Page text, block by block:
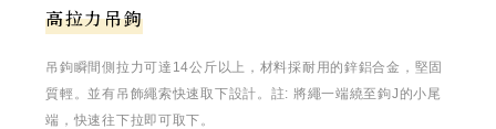
高拉力吊鉤
吊鉤瞬間側拉力可達14公斤以上，材料採耐用的鋅鋁合金，堅固
質輕。並有吊飾繩索快速取下設計。註: 將繩一端繞至鉤J的小尾
端，快速往下拉即可取下。